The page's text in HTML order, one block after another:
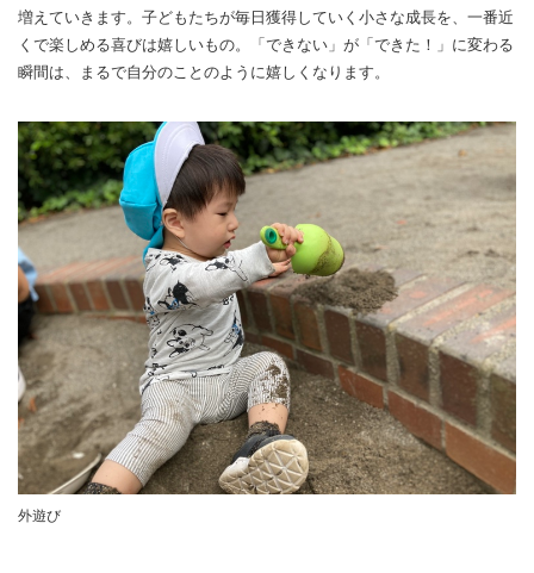
増えていきます。子どもたちが毎日獲得していく小さな成長を、一番近
くで楽しめる喜びは嬉しいもの。「できない」が「できた！」に変わる
瞬間は、まるで自分のことのように嬉しくなります。
外遊び